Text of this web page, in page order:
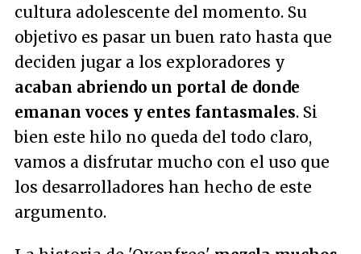
cultura adolescente del momento. Su
objetivo es pasar un buen rato hasta que
deciden jugar a los exploradores y
acaban abriendo un portal de donde
emanan voces y entes fantasmales. Si
bien este hilo no queda del todo claro,
vamos a disfrutar mucho con el uso que
los desarrolladores han hecho de este
argumento.